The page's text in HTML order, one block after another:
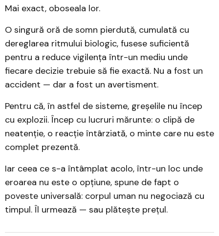
Mai exact, oboseala lor.
O singură oră de somn pierdută, cumulată cu
dereglarea ritmului biologic, fusese suficientă
pentru a reduce vigilența într-un mediu unde
fiecare decizie trebuie să fie exactă. Nu a fost un
accident — dar a fost un avertisment.
Pentru că, în astfel de sisteme, greșelile nu încep
cu explozii. Încep cu lucruri mărunte: o clipă de
neatenție, o reacție întârziată, o minte care nu este
complet prezentă.
Iar ceea ce s-a întâmplat acolo, într-un loc unde
eroarea nu este o opțiune, spune de fapt o
poveste universală: corpul uman nu negociază cu
timpul. Îl urmează — sau plătește prețul.